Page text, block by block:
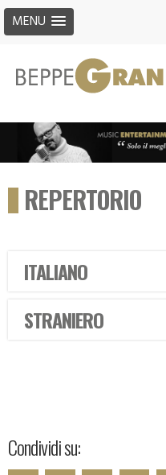
MENU
REPERTORIO
ITALIANO
STRANIERO
Condividi su: